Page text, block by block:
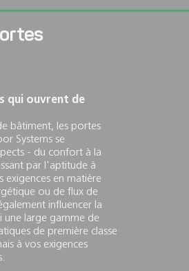
qui ouvrent de
bâtiment, les portes
Systems se
- du confort à la
par l'aptitude à
exigences en matière
ou de flux de
influencer la
une large gamme de
de première classe
à vos exigences